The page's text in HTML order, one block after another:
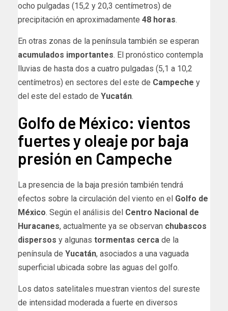
ocho pulgadas (15,2 y 20,3 centímetros) de
precipitación en aproximadamente 48 horas.
En otras zonas de la península también se esperan
acumulados importantes. El pronóstico contempla
lluvias de hasta dos a cuatro pulgadas (5,1 a 10,2
centímetros) en sectores del este de Campeche y
del este del estado de Yucatán.
Golfo de México: vientos
fuertes y oleaje por baja
presión en Campeche
La presencia de la baja presión también tendrá
efectos sobre la circulación del viento en el Golfo de
México. Según el análisis del Centro Nacional de
Huracanes, actualmente ya se observan chubascos
dispersos y algunas tormentas cerca de la
península de Yucatán, asociados a una vaguada
superficial ubicada sobre las aguas del golfo.
Los datos satelitales muestran vientos del sureste
de intensidad moderada a fuerte en diversos